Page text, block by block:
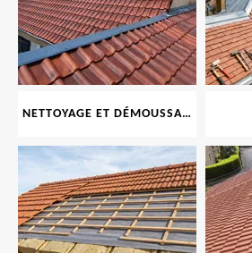
NETTOYAGE ET DÉMOUSSAGE DE TOITURE ET FAÇADE 69